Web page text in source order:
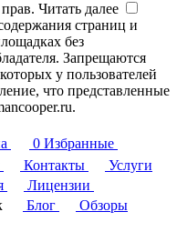
Читать далее
страниц и
без
Запрещаются
у пользователей
что представленные
0 Избранные
Контакты
Услуги
Лицензии
Блог Обзоры